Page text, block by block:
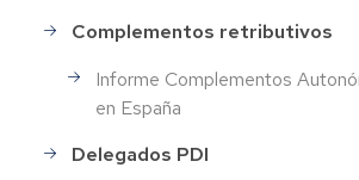
Complementos retributivos
Informe Complementos
en España
Delegados PDI